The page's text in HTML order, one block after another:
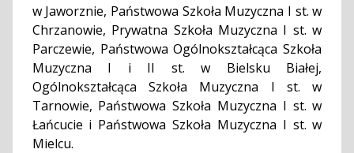
w Jaworznie, Państwowa Szkoła Muzyczna I st. w
Chrzanowie, Prywatna Szkoła Muzyczna I st. w
Parczewie, Państwowa Ogólnokształcąca Szkoła
Muzyczna I i II st. w Bielsku Białej,
Ogólnokształcąca Szkoła Muzyczna I st. w
Tarnowie, Państwowa Szkoła Muzyczna I st. w
Łańcucie i Państwowa Szkoła Muzyczna I st. w
Mielcu.